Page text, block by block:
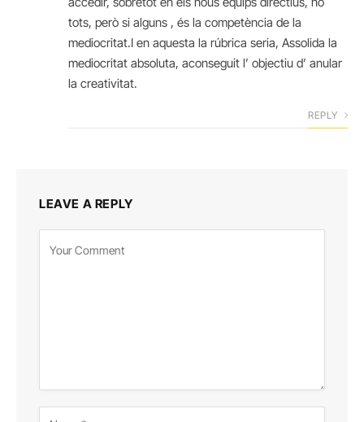
tots, però si alguns , és la competència de la
mediocritat.I en aquesta la rúbrica seria, Assolida la
mediocritat absoluta, aconseguit l’ objectiu d’ anular
la creativitat.
REPLY
LEAVE A REPLY